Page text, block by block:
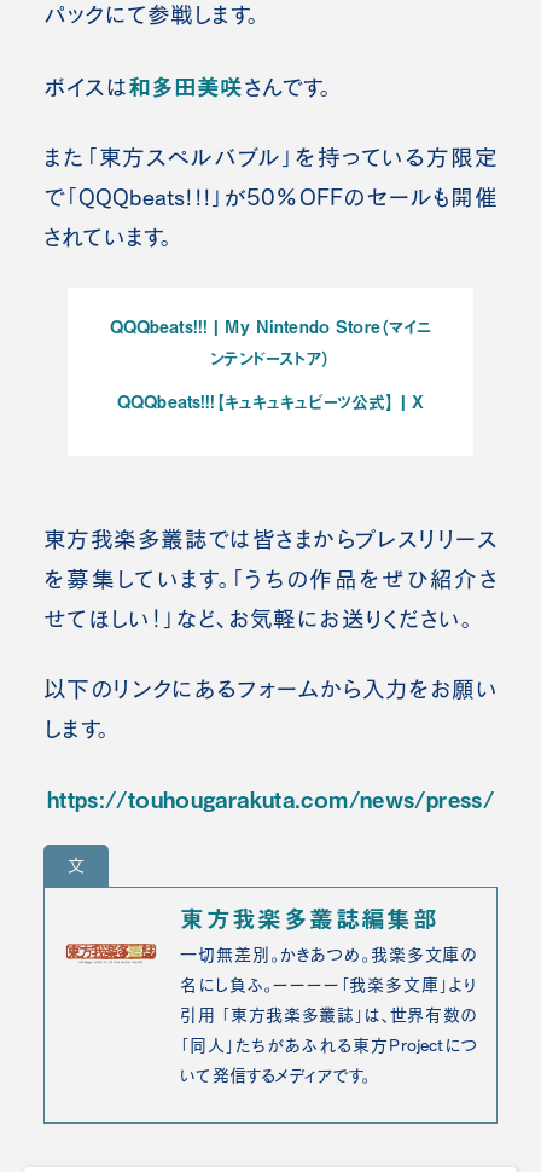
パックにて参戦します。
ボイスは和多田美咲さんです。
また「東方スペルバブル」を持っている方限定
で「QQQbeats!!!」が50%OFFのセールも開催
されています。
QQQbeats!!! | My Nintendo Store（マイニ
ンテンドーストア）
QQQbeats!!!【キュキュキュビーツ公式】 | X
東方我楽多叢誌では皆さまからプレスリ リース
を募集しています。「うちの作品をぜひ紹介さ
せてほしい！」など、お気軽にお送りください。
以下のリンクにあるフォームから入力をお願い
します。
https://touhougarakuta.com/news/press/
文
東方我楽多叢誌編集部
一切無差別。かきあつめ。我楽多文庫の
名にし負ふ。ーーーー「我楽多文庫」より
引用 「東方我楽多叢誌」は、世界有数の
「同人」たちがあふれる東方Projectにつ
いて発信するメディアです。